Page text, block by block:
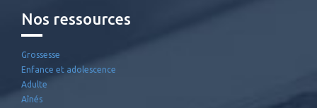
Nos ressources
Grossesse
Enfance et adolescence
Adulte
Aînés